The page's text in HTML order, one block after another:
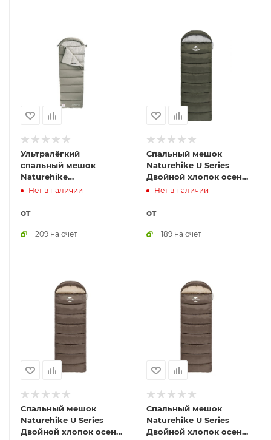
Ультралёгкий
спальный мешок
Naturehike
CNK2350WS023 M400
капюшоном весна
слева)
Нет в наличии
от
+ 209 на счет
Спальный мешок
Naturehike U Series
Двойной хлопок осень-
зима хаки зелёный
6927595767238GL
Нет в наличии
от
+ 189 на счет
Спальный мешок
Naturehike U Series
Двойной хлопок осень-
Спальный мешок
Naturehike U Series
Двойной хлопок осень-